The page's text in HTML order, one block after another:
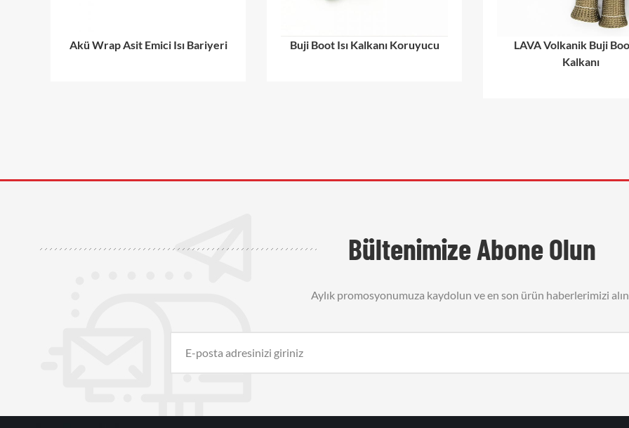
Akü Wrap Asit Emici Isı Bariyeri Buji Boot Isı Kalkanı Koruyucu
LAVA Volkanik Buji Boot Isı
Bültenimize Abone Olun
Aylık promosyonumuza kaydolun ve en son ürün haberlerimizi